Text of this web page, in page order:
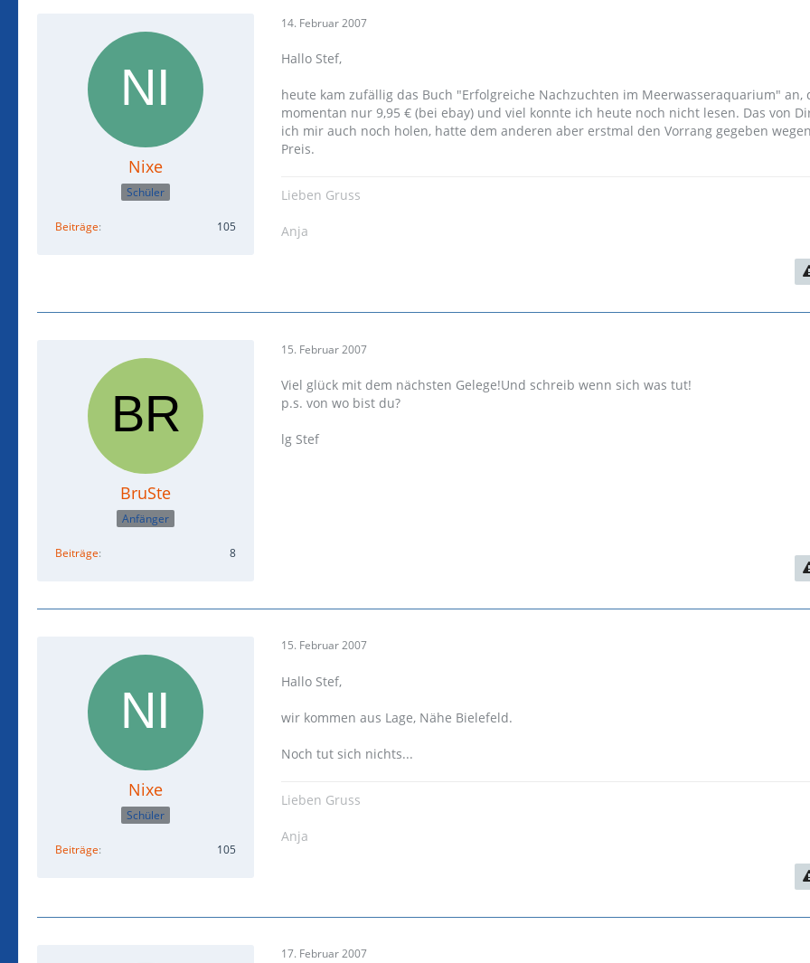
Nixe
Schüler
Beiträge 105
14. Februar 2007
Hallo Stef,
heute kam zufällig das Buch "Erfolgreiche Nachzuchten im Meerwasseraquarium" an,
momentan nur 9,95 € (bei ebay) und viel konnte ich heute noch nicht lesen. Das von
ich mir auch noch holen, hatte dem anderen aber erstmal den Vorrang gegeben
Preis.
Lieben Gruss
Anja
BruSte
Anfänger
Beiträge 8
15. Februar 2007
Viel glück mit dem nächsten Gelege!Und schreib wenn sich was tut!
p.s. von wo bist du?
lg Stef
Nixe
Schüler
Beiträge 105
15. Februar 2007
Hallo Stef,
wir kommen aus Lage, Nähe Bielefeld.
Noch tut sich nichts...
Lieben Gruss
Anja
17. Februar 2007